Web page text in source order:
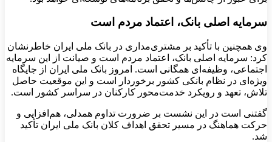
سرمایه اصلی بانک، اعتماد مردم است
وی همچنین با تأکید بر مشتری‌مداری در بانک ملی ایران خاطرنشان
کرد: سرمایه اصلی بانک، اعتماد مردم است و صیانت از این سرمایه
اجتماعی، وظیفه‌ای همگانی است. امروز بانک ملی ایران از جایگاه
ویژه‌ای در نظام بانکی کشور برخوردار است و این موقعیت حاصل
تلاش، تعهد و رویکرد خدمت‌محور کارکنان در سراسر کشور است.
گفتنی است در این نشست بر ضرورت تداوم همدلی، هم‌افزایی و
حرکت هماهنگ در مسیر تحقق اهداف کلان بانک ملی ایران تأکید
شد.